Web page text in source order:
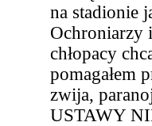
na stadionie
Ochroniarzy
chłopacy
pomagałem
zwija,
USTAWY